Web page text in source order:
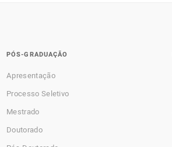
PÓS-GRADUAÇÃO
Apresentação
Processo Seletivo
Mestrado
Doutorado